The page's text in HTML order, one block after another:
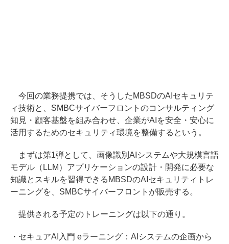
今回の業務提携では、そうしたMBSDのAIセキュリテ
ィ技術と、SMBCサイバーフロントのコンサルティング
知見・顧客基盤を組み合わせ、企業がAIを安全・安心に
活用するためのセキュリティ環境を整備するという。
まずは第1弾として、画像識別AIシステムや大規模言語
モデル（LLM）アプリケーションの設計・開発に必要な
知識とスキルを習得できるMBSDのAIセキュリティトレ
ーニングを、SMBCサイバーフロントが販売する。
提供される予定のトレーニングは以下の通り。
・セキュアAI入門 eラーニング：AIシステムの企画から